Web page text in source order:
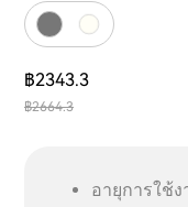
฿2343.3
฿2664.3
อายุการใช้